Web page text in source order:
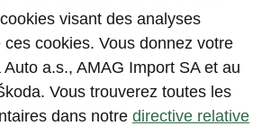
visant des analyses
cookies. Vous donnez votre
a.s., AMAG Import SA et au
Vous trouverez toutes les
dans notre directive relative